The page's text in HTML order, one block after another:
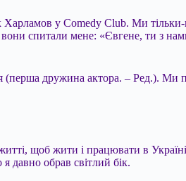
у Comedy Club. Ми
спитали мене: «Євгене, ти з
дружина актора. – Ред.). Ми
щоб жити і працювати в
давно обрав світлий бік.